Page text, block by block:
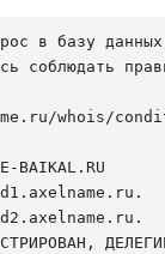
в базу
соблюдать
whois/
BAIKAL.RU